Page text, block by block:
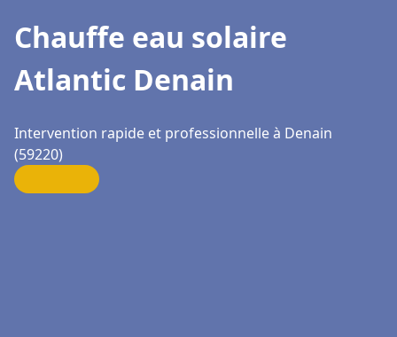
Chauffe eau solaire
Atlantic Denain
Intervention rapide et professionnelle à Denain
(59220)